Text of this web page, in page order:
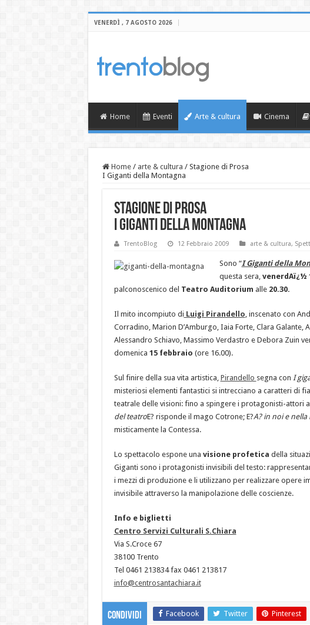
VENERDÌ , 7 AGOSTO 2026
Home Eventi Arte & cultura Cinema
Home / arte & cultura / Stagione di Prosa
I Giganti della Montagna
Stagione di Prosa
I Giganti della Montagna
TrentoBlog 12 Febbraio 2009 arte & cultura,
Sono “I Giganti della
questa sera, venerdAï¿½
palconoscenico del Teatro Auditorium alle 20.30.
Il mito incompiuto di Luigi Pirandello , inscenato con
Corradino, Marion D’Amburgo, Iaia Forte, Clara Galante,
Alessandro Schiavo, Massimo Verdastro e Debora Zuin
domenica 15 febbraio (ore 16.00).
Sul finire della sua vita artistica, Pirandello segna con I
misteriosi elementi fantastici si intrecciano a caratteri di
teatrale delle visioni: fino a spingere i protagonisti-attori
del teatroE? risponde il mago Cotrone; E?A? in noi e
misticamente la Contessa.
Lo spettacolo espone una visione profetica della
Giganti sono i protagonisti invisibili del testo:
i mezzi di produzione e li utilizzano per realizzare opere
invisibile attraverso la manipolazione delle coscienze.
Info e biglietti
Centro Servizi Culturali S.Chiara
Via S.Croce 67
38100 Trento
Tel 0461 213834 fax 0461 213817
info@centrosantachiara.it
Condividi Facebook Twitter Pinterest